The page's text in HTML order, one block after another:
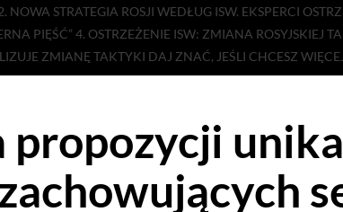
NOWA STRATEGIA ROSJI WEDŁUG ISW. EKSPERCI
PIĘŚĆ” 4. OSTRZEŻENIE ISW: ZMIANA
ZMIANĘ TAKTYKI DAJ ZNAĆ, JEŚLI CHCESZ